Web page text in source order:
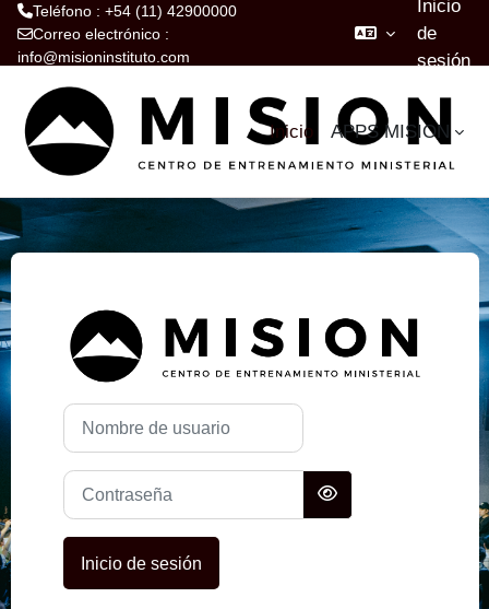
Teléfono : +54 (11) 42900000
Correo electrónico :
info@misioninstituto.com
Inicio
de
sesión
Inicio APPS MISION
Iniciar sesión
Nombre de usuario
Contraseña
Inicio de sesión